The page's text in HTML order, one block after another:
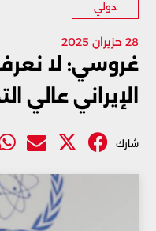
دولي
28 حزيران 2025
غروسي: لا نعرف
الإيراني عالي
شارك